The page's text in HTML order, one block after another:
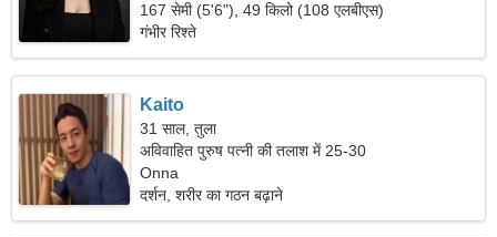
167 सेमी (5'6"), 49 किलो (108 एलबीएस)
गंभीर रिश्ते
Kaito
31 साल, तुला
अविवाहित पुरुष पत्नी की तलाश में 25-30
Onna
दर्शन, शरीर का गठन बढ़ाने